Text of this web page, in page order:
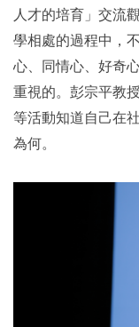
人才的培育」交流
學相處的過程中，
心、同情心、好奇
重視的。彭宗平教
等活動知道自己在
為何。